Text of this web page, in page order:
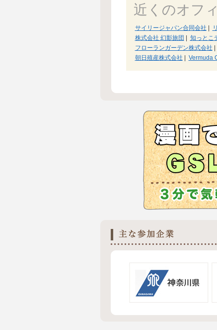
近くのオフ
サイリージャパン合同会社
株式会社 幻影旅団
知っとこ
フローランガーデン株式会社
朝日殖産株式会社
Vermuda